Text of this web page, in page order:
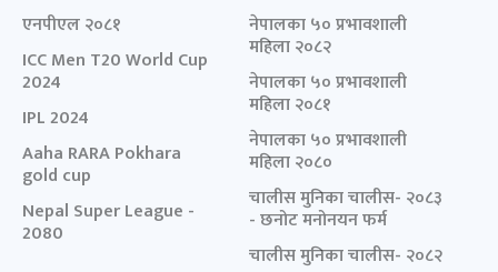
एनपीएल २०८१
ICC Men T20 World Cup
2024
IPL 2024
Aaha RARA Pokhara
gold cup
Nepal Super League -
2080
नेपालका ५० प्रभावशाली
महिला २०८२
नेपालका ५० प्रभावशाली
महिला २०८१
नेपालका ५० प्रभावशाली
महिला २०८०
चालीस मुनिका चालीस- २०८३
- छनोट मनोनयन फर्म
चालीस मुनिका चालीस- २०८२